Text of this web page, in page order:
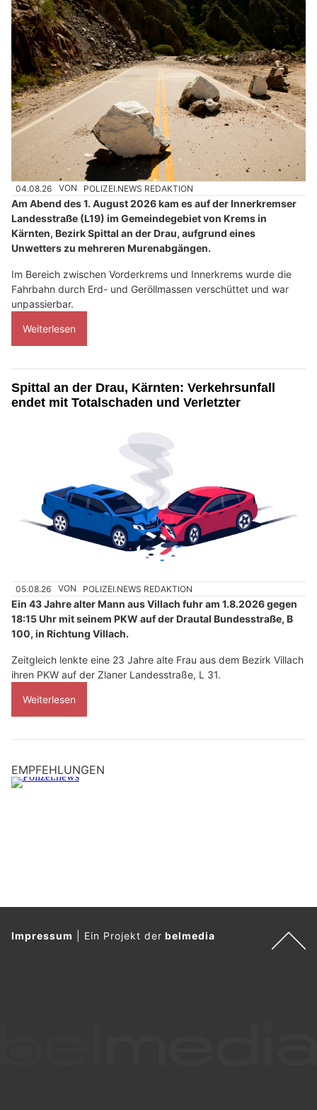
04.08.26 VON POLIZEI.NEWS REDAKTION
Am Abend des 1. August 2026 kam es auf der Innerkremser
Landesstraße (L19) im Gemeindegebiet von Krems in
Kärnten, Bezirk Spittal an der Drau, aufgrund eines
Unwetters zu mehreren Murenabgängen.
Im Bereich zwischen Vorderkrems und Innerkrems wurde die
Fahrbahn durch Erd- und Geröllmassen verschüttet und war
unpassierbar.
Weiterlesen
Spittal an der Drau, Kärnten: Verkehrsunfall
endet mit Totalschaden und Verletzter
05.08.26 VON POLIZEI.NEWS REDAKTION
Ein 43 Jahre alter Mann aus Villach fuhr am 1.8.2026 gegen
18:15 Uhr mit seinem PKW auf der Drautal Bundesstraße, B
100, in Richtung Villach.
Zeitgleich lenkte eine 23 Jahre alte Frau aus dem Bezirk Villach
ihren PKW auf der Zlaner Landesstraße, L 31.
Weiterlesen
EMPFEHLUNGEN
Impressum Ein Projekt derbelmedia